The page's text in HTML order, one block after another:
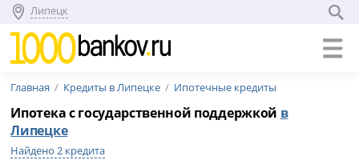
Липецк
Главная Кредиты в Липецке Ипотечные кредиты
Ипотека с государственной поддержкой в
Липецке
Найдено 2 кредита